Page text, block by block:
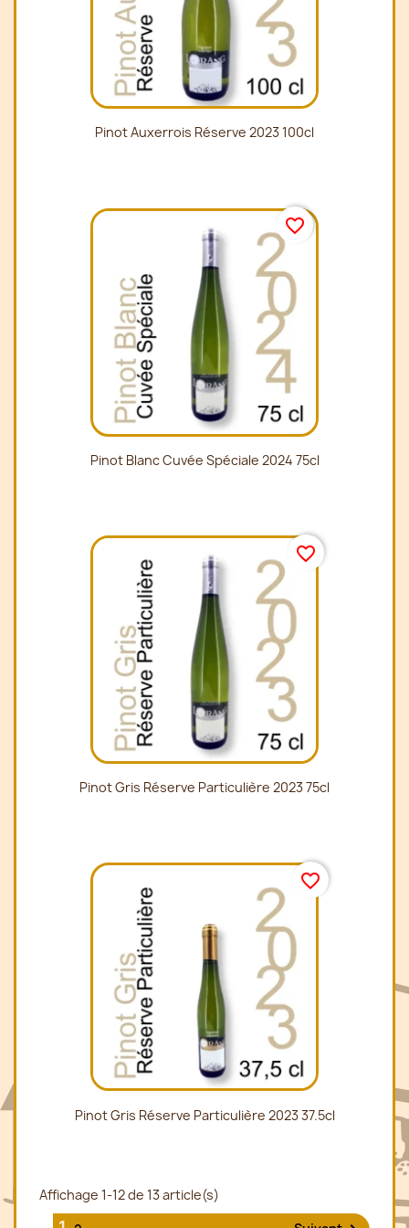
Pinot Auxerrois Réserve 2023 100cl
Pinot Blanc Cuvée Spéciale 2024 75cl
favorite_border
Pinot Gris Réserve Particulière 2023 75cl
favorite_border
Pinot Gris Réserve Particulière 2023 37.5cl
favorite_border
Affichage 1-12 de 13 article(s)